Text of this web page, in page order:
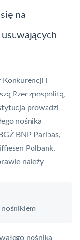
na
Konkurencji i
Rzeczpospolitą,
prowadzi
nośnika
BNP Paribas,
Polbank.
należy
nośnikiem
nośnika